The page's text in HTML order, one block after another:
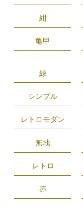
紺
亀甲
緑
シンプル
レトロモダン
無地
レトロ
赤